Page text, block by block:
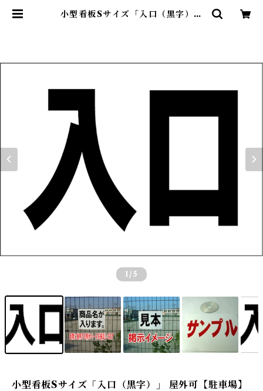
小型看板Sサイズ「入口（黒字）」
1 /5
小型看板Sサイズ「入口（黒字）」 屋外可【駐車場】